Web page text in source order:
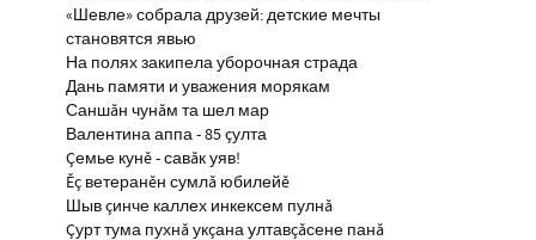
«Шевле» собрала друзей: детские мечты
становятся явью
На полях закипела уборочная страда
Дань памяти и уважения морякам
Саншăн чунăм та шел мар
Валентина аппа - 85 çулта
Çемье кунĕ - савăк уяв!
Ĕç ветеранĕн сумлă юбилейĕ
Шыв çинче каллех инкексем пулнă
Çурт тума пухнă укçана ултавçăсене панă